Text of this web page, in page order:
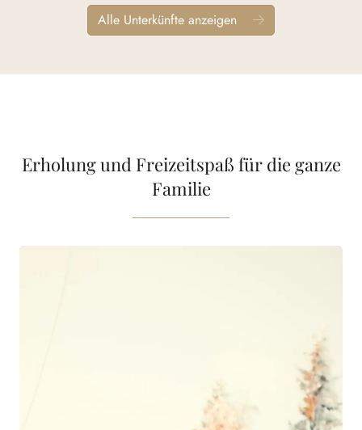
Alle Unterkünfte anzeigen
Erholung und Freizeitspaß für die ganze
Familie